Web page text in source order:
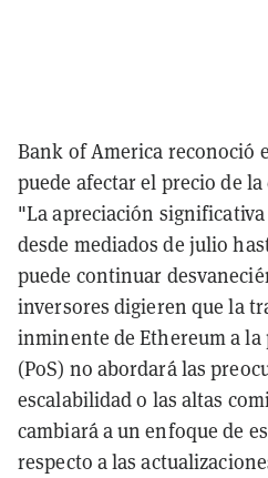
Bank of America reconoció
puede afectar el precio de
"La apreciación significativa
desde mediados de julio
puede continuar
inversores digieren que la
inminente de Ethereum a
(PoS) no abordará las
escalabilidad o las altas
cambiará a un enfoque de
respecto a las